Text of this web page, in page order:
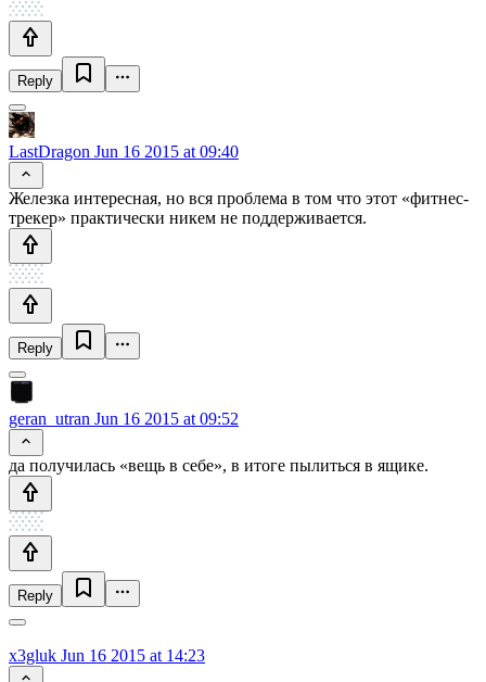
Reply
LastDragon Jun 16 2015 at 09:40
Железка интересная, но вся проблема в том что этот «фитнес-
трекер» практически никем не поддерживается.
Reply
geran_utran Jun 16 2015 at 09:52
да получилась «вещь в себе», в итоге пылиться в ящике.
Reply
x3gluk Jun 16 2015 at 14:23